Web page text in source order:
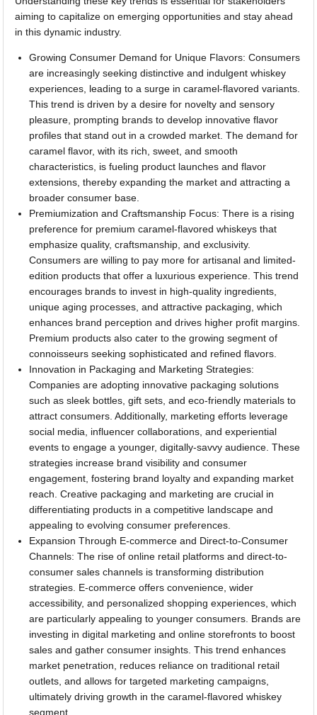
aiming to capitalize on emerging opportunities and stay ahead
in this dynamic industry.
Growing Consumer Demand for Unique Flavors: Consumers
are increasingly seeking distinctive and indulgent whiskey
experiences, leading to a surge in caramel-flavored variants.
This trend is driven by a desire for novelty and sensory
pleasure, prompting brands to develop innovative flavor
profiles that stand out in a crowded market. The demand for
caramel flavor, with its rich, sweet, and smooth
characteristics, is fueling product launches and flavor
extensions, thereby expanding the market and attracting a
broader consumer base.
Premiumization and Craftsmanship Focus: There is a rising
preference for premium caramel-flavored whiskeys that
emphasize quality, craftsmanship, and exclusivity.
Consumers are willing to pay more for artisanal and limited-
edition products that offer a luxurious experience. This trend
encourages brands to invest in high-quality ingredients,
unique aging processes, and attractive packaging, which
enhances brand perception and drives higher profit margins.
Premium products also cater to the growing segment of
connoisseurs seeking sophisticated and refined flavors.
Innovation in Packaging and Marketing Strategies:
Companies are adopting innovative packaging solutions
such as sleek bottles, gift sets, and eco-friendly materials to
attract consumers. Additionally, marketing efforts leverage
social media, influencer collaborations, and experiential
events to engage a younger, digitally-savvy audience. These
strategies increase brand visibility and consumer
engagement, fostering brand loyalty and expanding market
reach. Creative packaging and marketing are crucial in
differentiating products in a competitive landscape and
appealing to evolving consumer preferences.
Expansion Through E-commerce and Direct-to-Consumer
Channels: The rise of online retail platforms and direct-to-
consumer sales channels is transforming distribution
strategies. E-commerce offers convenience, wider
accessibility, and personalized shopping experiences, which
are particularly appealing to younger consumers. Brands are
investing in digital marketing and online storefronts to boost
sales and gather consumer insights. This trend enhances
market penetration, reduces reliance on traditional retail
outlets, and allows for targeted marketing campaigns,
ultimately driving growth in the caramel-flavored whiskey
segment.